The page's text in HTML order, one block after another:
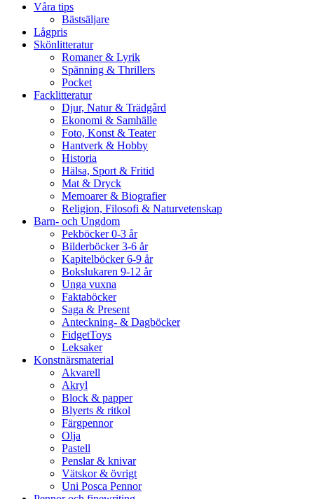
Våra tips
Bästsäljare
Lågpris
Skönlitteratur
Romaner & Lyrik
Spänning & Thrillers
Pocket
Facklitteratur
Djur, Natur & Trädgård
Ekonomi & Samhälle
Foto, Konst & Teater
Hantverk & Hobby
Historia
Hälsa, Sport & Fritid
Mat & Dryck
Memoarer & Biografier
Religion, Filosofi & Naturvetenskap
Barn- och Ungdom
Pekböcker 0-3 år
Bilderböcker 3-6 år
Kapitelböcker 6-9 år
Bokslukaren 9-12 år
Unga vuxna
Faktaböcker
Saga & Present
Anteckning- & Dagböcker
FidgetToys
Leksaker
Konstnärsmaterial
Akvarell
Akryl
Block & papper
Blyerts & ritkol
Färgpennor
Olja
Pastell
Penslar & knivar
Vätskor & övrigt
Uni Posca Pennor